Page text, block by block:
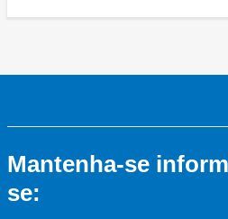
Mantenha-se
se: